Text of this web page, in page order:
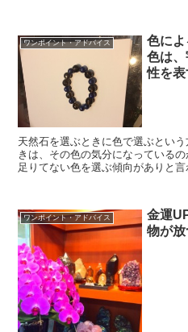
ワンポイント・アドバイス
色に
色は
性を表
天然石を選ぶときに色で選ぶとい
きは、その色の気分になっている
足りてない色を選ぶ傾向がありと言われてます
ワンポイント・アドバイス
金運
物が